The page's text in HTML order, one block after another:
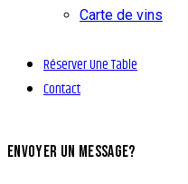
Carte de vins
Réserver Une Table
Contact
ENVOYER UN MESSAGE?